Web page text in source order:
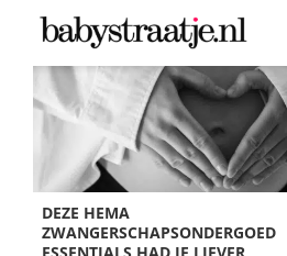
DEZE HEMA
ZWANGERSCHAPSONDERGOED